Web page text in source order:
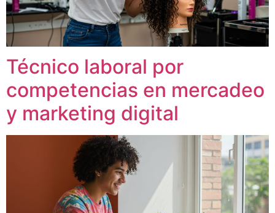
Técnico laboral por
competencias en mercadeo
y marketing digital